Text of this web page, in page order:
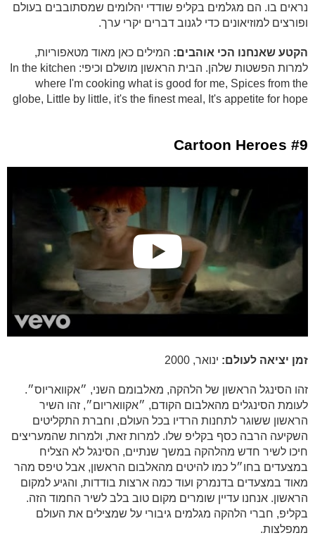
נראים בו. הם מגלמים בקליפ שודדי יהלומים שמסתובבים בעולם
ופורצים למוזיאונים כדי לגנוב דברים יקרי ערך.
הקטע שאנחנו הכי אוהבים: המילים כאן מאוד מטאפוריות,
למרות הפשטות שלהן. הבית הראשון מושלם וכיפי: In the kitchen
where I'm cooking what is good for me, Spices from the
globe, Little by little, it's the finest meal, It's appetite for hope
#9 Cartoon Heroes
זמן יציאה לעולם: ינואר, 2000
זהו הסינגל הראשון של הלהקה, מאלבומם השני, ״אקוואריוס״.
לעומת הסינגלים מהאלבום הקודם, ״אקוואריום״, זהו השיר
הראשון ששוגר לתחנות הרדיו בכל העולם, וחברת התקליטים
השקיעה הרבה כסף בקליפ שלו. למרות זאת, ולמרות שהמעריצים
חיכו לשיר חדש מהלהקה במשך שנתיים, הסינגל לא הצליח
במצעדים בחו״ל כמו להיטים מהאלבום הראשון, אבל טיפס מהר
מאוד במצעדים בדנמרק ועוד כמה ארצות בודדות, והגיע למקום
הראשון. אנחנו עדיין שומרים מקום טוב בלב לשיר החמוד הזה.
בקליפ, חברי הלהקה מגלמים גיבורי על שמצילים את העולם
ממפלצות.